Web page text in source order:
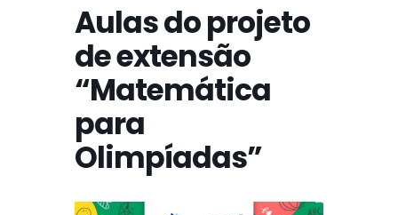
Aulas do projeto
de extensão
“Matemática
para
Olimpíadas”